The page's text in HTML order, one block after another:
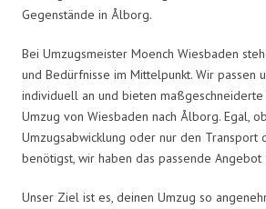
Gegenstände in Ålborg.
Bei Umzugsmeister Moench Wiesbaden
und Bedürfnisse im Mittelpunkt. Wir passen
individuell an und bieten
Umzug von Wiesbaden nach Ålborg. Egal,
Umzugsabwicklung oder nur den Transport
benötigst, wir haben das passende Angebot
Unser Ziel ist es, deinen Umzug so